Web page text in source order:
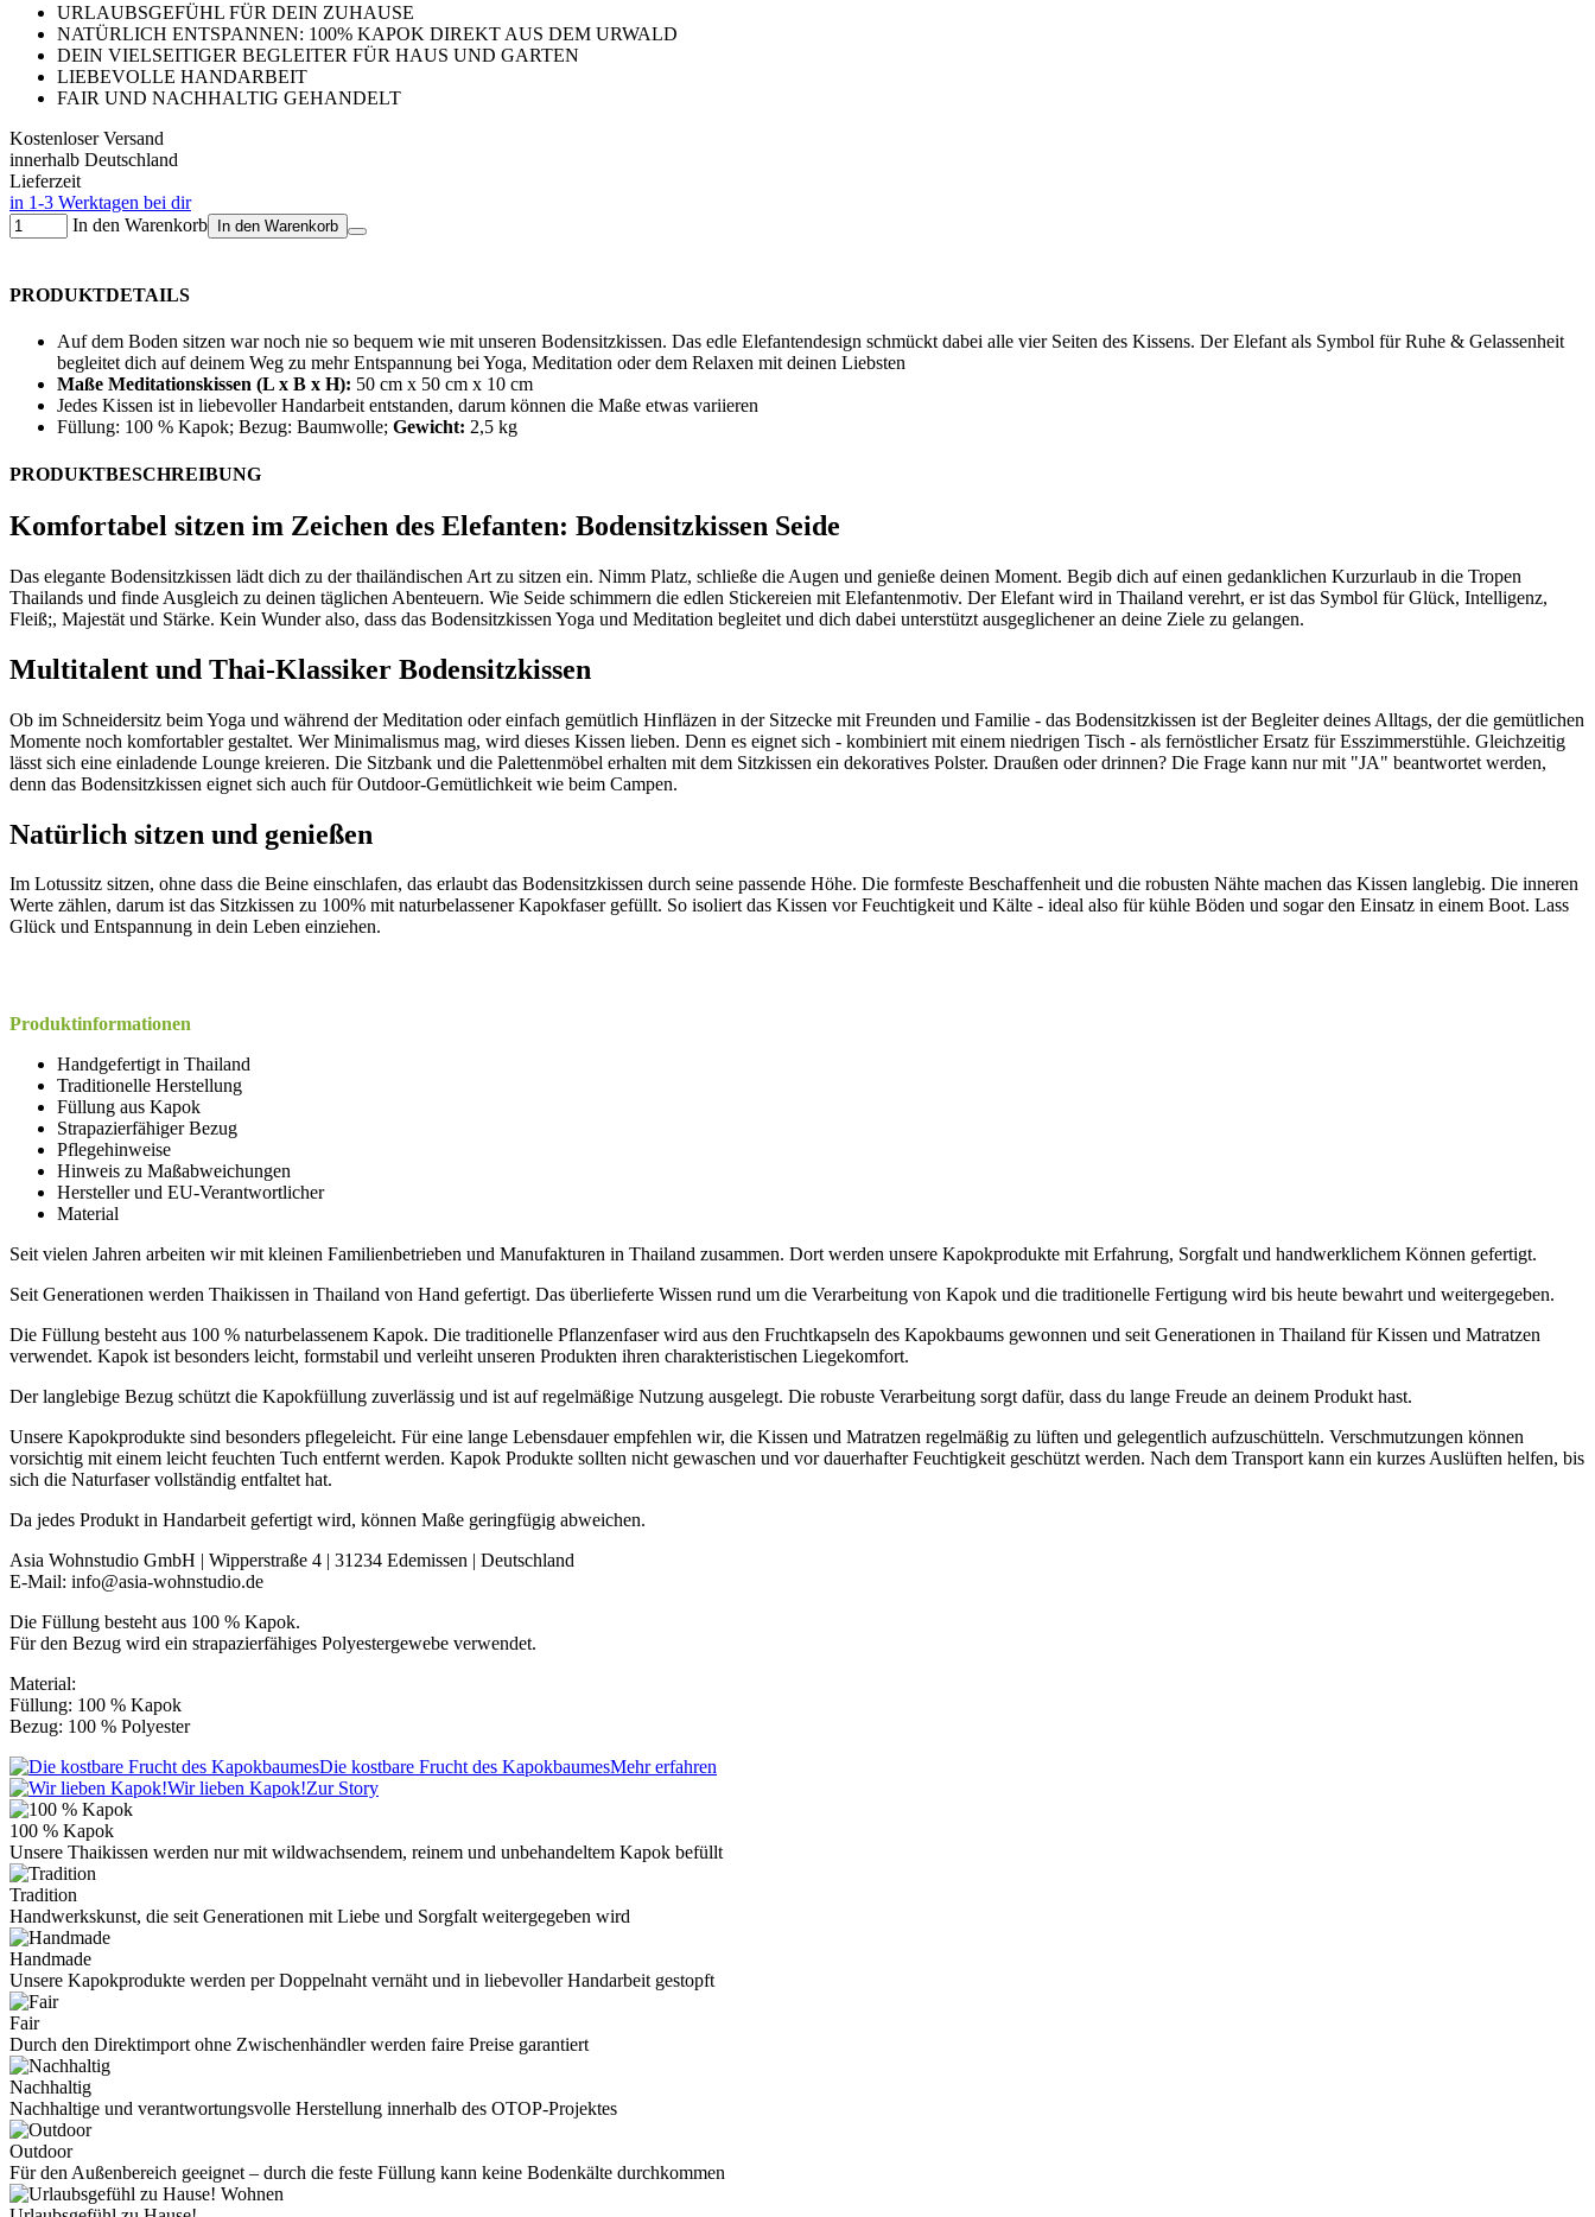
URLAUBSGEFÜHL FÜR DEIN ZUHAUSE
NATÜRLICH ENTSPANNEN: 100% KAPOK DIREKT AUS DEM URWALD
DEIN VIELSEITIGER BEGLEITER FÜR HAUS UND GARTEN
LIEBEVOLLE HANDARBEIT
FAIR UND NACHHALTIG GEHANDELT
Kostenloser Versand
innerhalb Deutschland
Lieferzeit
in 1-3 Werktagen bei dir
In den Warenkorb
In den Warenkorb
PRODUKTDETAILS
Auf dem Boden sitzen war noch nie so bequem wie mit unseren Bodensitzkissen. Das edle Elefantendesign schmückt dabei alle vier Seiten des Kissens. Der Elefant als Symbol für Ruhe & Gelassenheit
begleitet dich auf deinem Weg zu mehr Entspannung bei Yoga, Meditation oder dem Relaxen mit deinen Liebsten
Maße Meditationskissen (L x B x H): 50 cm x 50 cm x 10 cm
Jedes Kissen ist in liebevoller Handarbeit entstanden, darum können die Maße etwas variieren
Füllung: 100 % Kapok; Bezug: Baumwolle; Gewicht: 2,5 kg
PRODUKTBESCHREIBUNG
Komfortabel sitzen im Zeichen des Elefanten: Bodensitzkissen Seide
Das elegante Bodensitzkissen lädt dich zu der thailändischen Art zu sitzen ein. Nimm Platz, schließe die Augen und genieße deinen Moment. Begib dich auf einen gedanklichen Kurzurlaub in die Tropen
Thailands und finde Ausgleich zu deinen täglichen Abenteuern. Wie Seide schimmern die edlen Stickereien mit Elefantenmotiv. Der Elefant wird in Thailand verehrt, er ist das Symbol für Glück, Intelligenz,
Fleiß;, Majestät und Stärke. Kein Wunder also, dass das Bodensitzkissen Yoga und Meditation begleitet und dich dabei unterstützt ausgeglichener an deine Ziele zu gelangen.
Multitalent und Thai-Klassiker Bodensitzkissen
Ob im Schneidersitz beim Yoga und während der Meditation oder einfach gemütlich Hinfläzen in der Sitzecke mit Freunden und Familie - das Bodensitzkissen ist der Begleiter deines Alltags, der die gemütlichen
Momente noch komfortabler gestaltet. Wer Minimalismus mag, wird dieses Kissen lieben. Denn es eignet sich - kombiniert mit einem niedrigen Tisch - als fernöstlicher Ersatz für Esszimmerstühle. Gleichzeitig
lässt sich eine einladende Lounge kreieren. Die Sitzbank und die Palettenmöbel erhalten mit dem Sitzkissen ein dekoratives Polster. Draußen oder drinnen? Die Frage kann nur mit "JA" beantwortet werden,
denn das Bodensitzkissen eignet sich auch für Outdoor-Gemütlichkeit wie beim Campen.
Natürlich sitzen und genießen
Im Lotussitz sitzen, ohne dass die Beine einschlafen, das erlaubt das Bodensitzkissen durch seine passende Höhe. Die formfeste Beschaffenheit und die robusten Nähte machen das Kissen langlebig. Die inneren
Werte zählen, darum ist das Sitzkissen zu 100% mit naturbelassener Kapokfaser gefüllt. So isoliert das Kissen vor Feuchtigkeit und Kälte - ideal also für kühle Böden und sogar den Einsatz in einem Boot. Lass
Glück und Entspannung in dein Leben einziehen.
Produktinformationen
Handgefertigt in Thailand
Traditionelle Herstellung
Füllung aus Kapok
Strapazierfähiger Bezug
Pflegehinweise
Hinweis zu Maßabweichungen
Hersteller und EU-Verantwortlicher
Material
Seit vielen Jahren arbeiten wir mit kleinen Familienbetrieben und Manufakturen in Thailand zusammen. Dort werden unsere Kapokprodukte mit Erfahrung, Sorgfalt und handwerklichem Können gefertigt.
Seit Generationen werden Thaikissen in Thailand von Hand gefertigt. Das überlieferte Wissen rund um die Verarbeitung von Kapok und die traditionelle Fertigung wird bis heute bewahrt und weitergegeben.
Die Füllung besteht aus 100 % naturbelassenem Kapok. Die traditionelle Pflanzenfaser wird aus den Fruchtkapseln des Kapokbaums gewonnen und seit Generationen in Thailand für Kissen und Matratzen
verwendet. Kapok ist besonders leicht, formstabil und verleiht unseren Produkten ihren charakteristischen Liegekomfort.
Der langlebige Bezug schützt die Kapokfüllung zuverlässig und ist auf regelmäßige Nutzung ausgelegt. Die robuste Verarbeitung sorgt dafür, dass du lange Freude an deinem Produkt hast.
Unsere Kapokprodukte sind besonders pflegeleicht. Für eine lange Lebensdauer empfehlen wir, die Kissen und Matratzen regelmäßig zu lüften und gelegentlich aufzuschütteln. Verschmutzungen können
vorsichtig mit einem leicht feuchten Tuch entfernt werden. Kapok Produkte sollten nicht gewaschen und vor dauerhafter Feuchtigkeit geschützt werden. Nach dem Transport kann ein kurzes Auslüften helfen, bis
sich die Naturfaser vollständig entfaltet hat.
Da jedes Produkt in Handarbeit gefertigt wird, können Maße geringfügig abweichen.
Asia Wohnstudio GmbH | Wipperstraße 4 | 31234 Edemissen | Deutschland
E-Mail: info@asia-wohnstudio.de
Die Füllung besteht aus 100 % Kapok.
Für den Bezug wird ein strapazierfähiges Polyestergewebe verwendet.
Material:
Füllung: 100 % Kapok
Bezug: 100 % Polyester
Die kostbare Frucht des KapokbaumesMehr erfahren
Wir lieben Kapok!Zur Story
100 % Kapok
Unsere Thaikissen werden nur mit wildwachsendem, reinem und unbehandeltem Kapok befüllt
Tradition
Handwerkskunst, die seit Generationen mit Liebe und Sorgfalt weitergegeben wird
Handmade
Unsere Kapokprodukte werden per Doppelnaht vernäht und in liebevoller Handarbeit gestopft
Fair
Durch den Direktimport ohne Zwischenhändler werden faire Preise garantiert
Nachhaltig
Nachhaltige und verantwortungsvolle Herstellung innerhalb des OTOP-Projektes
Outdoor
Für den Außenbereich geeignet – durch die feste Füllung kann keine Bodenkälte durchkommen
Wohnen